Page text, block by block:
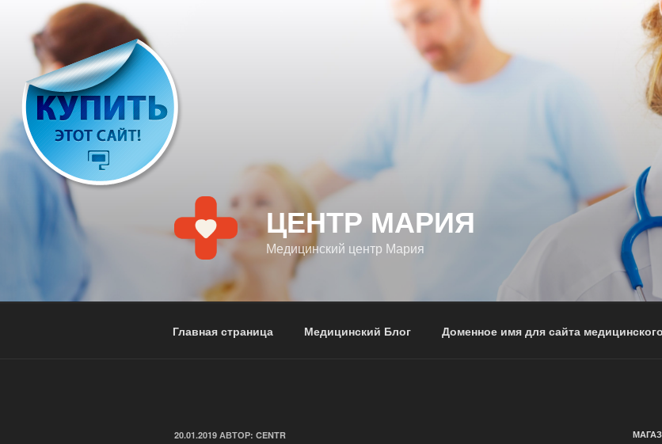
Перейти
содержимому
ЦЕНТР МАРИЯ
Медицинский центр Мария
Главная страница Медицинский Блог Доменное имя для сайта
ОПУБЛИКОВАНО
20.01.2019 АВТОР: CENTR